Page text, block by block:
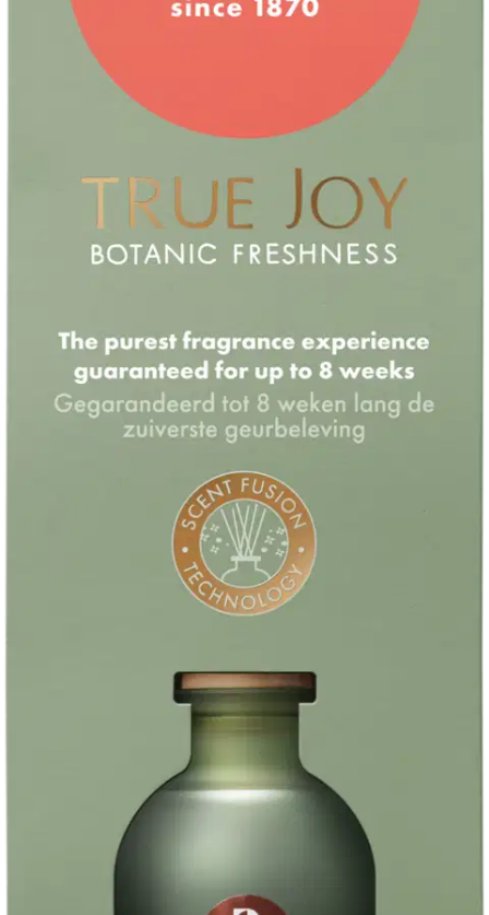
Nouto myymälästä
Siirry valitsemaan myymälä
Postin pakettiautomaattiin tai
palvelupisteeseen!
Etu ei koske Suuri‑lisäpalvelulla toimitettavia tuotteita.
Tarkista myymäläsaatavuus
Ota aikaa itsellesi ja Botanic Freshness -tuoksulle! Rikas tuoksu
leviää vähitellen kaikkialle huoneeseen ja jää sinne pitkäksi aikaa,
jopa 8 viikon ajaksi. Valmistettu ScentFusion-tekniikalla, taatusti
Pidä palavat kynttilät lasten ja lemmikkien ulottumattomissa.
Käyttöturvallisuus